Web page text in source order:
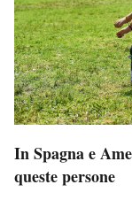
In Spagna e
queste persone